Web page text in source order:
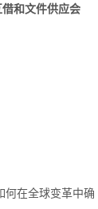
和文件供应会
何在全球变革中确